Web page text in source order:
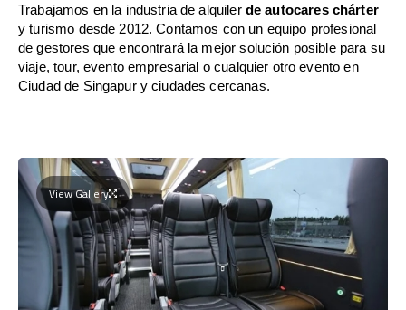
Trabajamos en la industria de alquiler de autocares chárter
y turismo desde 2012. Contamos con un equipo profesional
de gestores que encontrará la mejor solución posible para su
viaje, tour, evento empresarial o cualquier otro evento en
Ciudad de Singapur y ciudades cercanas.
View Gallery